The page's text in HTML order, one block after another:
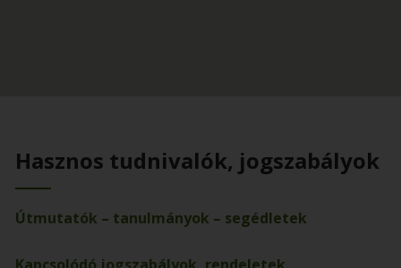
Hasznos tudnivalók, jogszabályok
Útmutatók – tanulmányok – segédletek